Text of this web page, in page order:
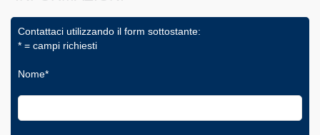
Contattaci utilizzando il form sottostante:
* = campi richiesti
Nome*